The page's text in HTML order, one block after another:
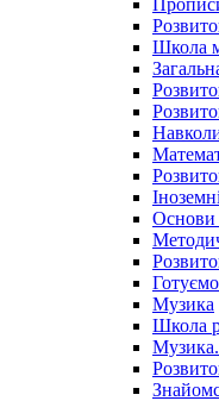
Школа
Основи
Музика
Школа